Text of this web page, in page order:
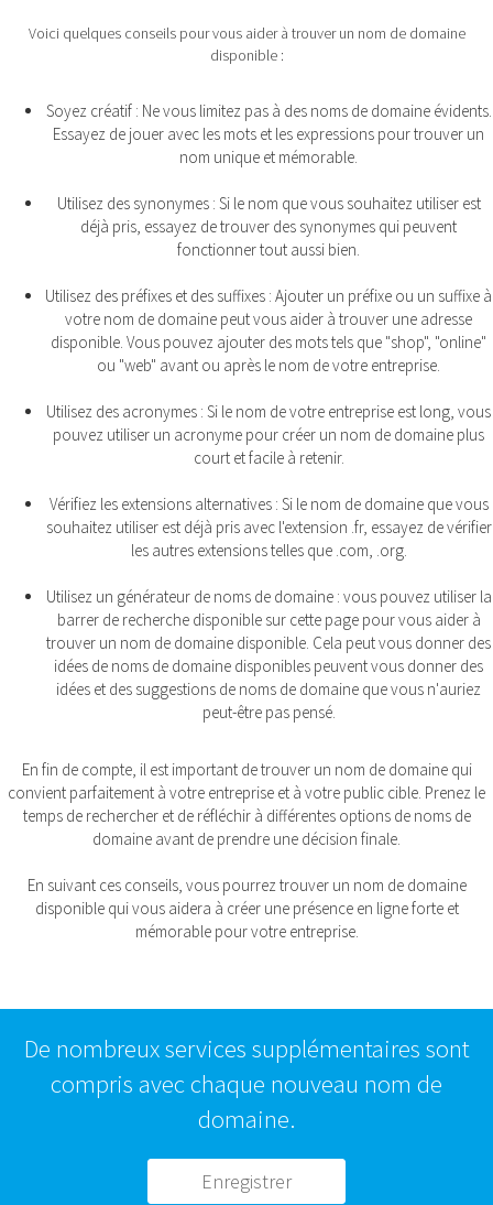
Voici quelques conseils pour vous aider à trouver un nom de domaine
disponible :
Soyez créatif : Ne vous limitez pas à des noms de domaine évidents.
Essayez de jouer avec les mots et les expressions pour trouver un
nom unique et mémorable.
Utilisez des synonymes : Si le nom que vous souhaitez utiliser est
déjà pris, essayez de trouver des synonymes qui peuvent
fonctionner tout aussi bien.
Utilisez des préfixes et des suffixes : Ajouter un préfixe ou un suffixe à
votre nom de domaine peut vous aider à trouver une adresse
disponible. Vous pouvez ajouter des mots tels que "shop", "online"
ou "web" avant ou après le nom de votre entreprise.
Utilisez des acronymes : Si le nom de votre entreprise est long, vous
pouvez utiliser un acronyme pour créer un nom de domaine plus
court et facile à retenir.
Vérifiez les extensions alternatives : Si le nom de domaine que vous
souhaitez utiliser est déjà pris avec l'extension .fr, essayez de vérifier
les autres extensions telles que .com, .org.
Utilisez un générateur de noms de domaine : vous pouvez utiliser la
barrer de recherche disponible sur cette page pour vous aider à
trouver un nom de domaine disponible. Cela peut vous donner des
idées de noms de domaine disponibles peuvent vous donner des
idées et des suggestions de noms de domaine que vous n'auriez
peut-être pas pensé.
En fin de compte, il est important de trouver un nom de domaine qui
convient parfaitement à votre entreprise et à votre public cible. Prenez le
temps de rechercher et de réfléchir à différentes options de noms de
domaine avant de prendre une décision finale.
En suivant ces conseils, vous pourrez trouver un nom de domaine
disponible qui vous aidera à créer une présence en ligne forte et
mémorable pour votre entreprise.
De nombreux services supplémentaires sont
compris avec chaque nouveau nom de
domaine.
Enregistrer